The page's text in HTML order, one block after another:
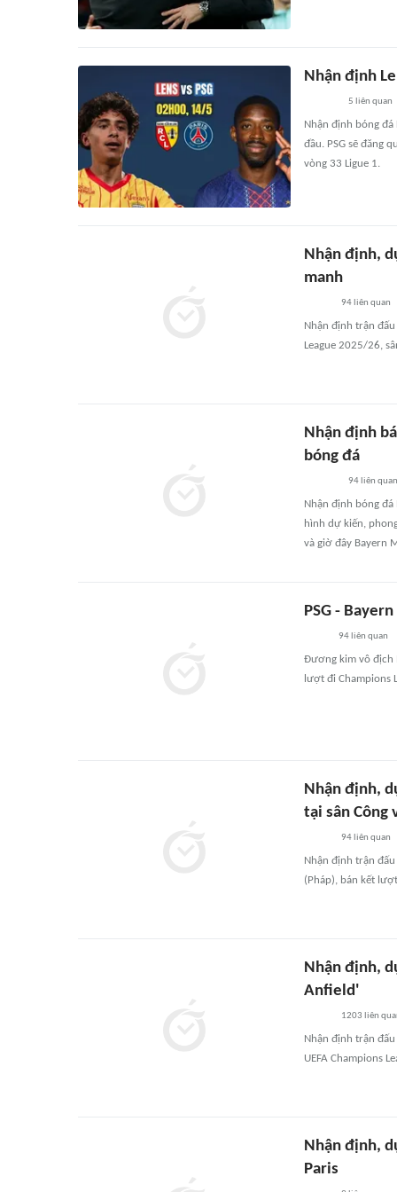
Nhận định
5 liên quan
Nhận định bóng
đầu. PSG sẽ đăng
vòng 33 Ligue 1.
Nhận định,
manh
94 liên quan
Nhận định trận
League 2025/26,
Nhận định
bóng đá
94liên quan
Nhận định bóng
hình dự kiến,
và giờ đây Bayern
PSG -
94 liên quan
Đương kim vô địch
lượt đi Champions
Nhận định,
tại sân Công
94 liên quan
Nhận định trận
(Pháp), bán kết
Nhận định,
Anfield'
1203 liên
Nhận định trận
UEFA Champions
Nhận định,
Paris